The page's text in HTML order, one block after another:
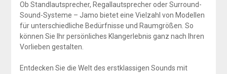
Ob Standlautsprecher, Regallautsprecher oder Surround-
Sound-Systeme – Jamo bietet eine Vielzahl von Modellen
für unterschiedliche Bedürfnisse und Raumgrößen. So
können Sie Ihr persönliches Klangerlebnis ganz nach Ihren
Vorlieben gestalten.
Entdecken Sie die Welt des erstklassigen Sounds mit